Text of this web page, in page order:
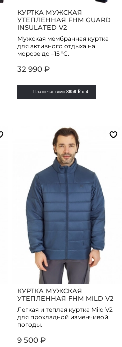
КУРТКА МУЖСКАЯ
УТЕПЛЕННАЯ FHM GUARD
INSULATED V2
Мужская мембранная куртка
для активного отдыха на
морозе до –15 °С.
32 990 ₽
Плати частями 8659 ₽ x 4
КУРТКА МУЖСКАЯ
УТЕПЛЕННАЯ FHM MILD V2
Легкая и теплая куртка Mild V2
для прохладной изменчивой
погоды.
9 500 ₽